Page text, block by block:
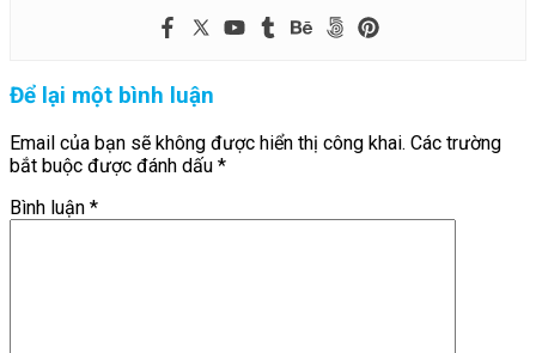
Để lại một bình luận
Email của bạn sẽ không được hiển thị công khai. Các trường
bắt buộc được đánh dấu *
Bình luận *